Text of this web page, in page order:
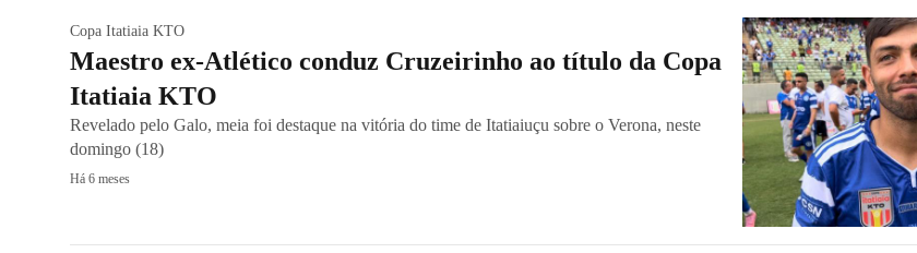
Copa Itatiaia KTO
Maestro ex-Atlético conduz Cruzeirinho ao título da Copa
Itatiaia KTO
Revelado pelo Galo, meia foi destaque na vitória do time de Itatiaiuçu sobre o Verona, neste
domingo (18)
Há 6 meses